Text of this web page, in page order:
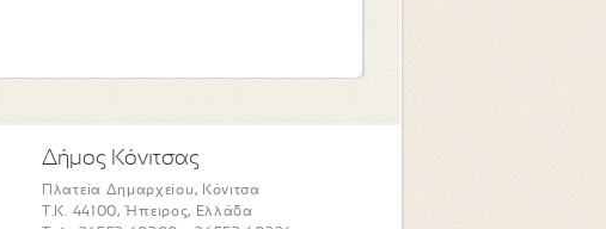
Δήμος Κόνιτσας
Πλατεία Δημαρχείου, Κόνιτσα
Τ.Κ. 44100, Ήπειρος, Ελλάδα